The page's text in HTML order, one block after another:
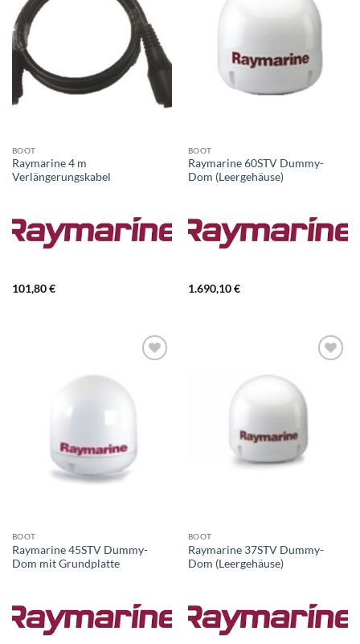
BOOT
Raymarine 4 m
Verlängerungskabel
101,80€
BOOT
Raymarine 60STV Dummy-
Dom (Leergehäuse)
1.690,10€
BOOT
Raymarine 45STV Dummy-
Dom mit Grundplatte
BOOT
Raymarine 37STV Dummy-
Dom (Leergehäuse)